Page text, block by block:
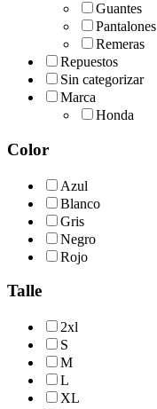
Guantes
Pantalones
Remeras
Repuestos
Sin categorizar
Marca
Honda
Color
Azul
Blanco
Gris
Negro
Rojo
Talle
2xl
S
M
L
XL